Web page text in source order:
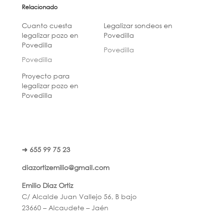
Relacionado
Cuanto cuesta
legalizar pozo en
Povedilla
Povedilla
Legalizar sondeos en
Povedilla
Povedilla
Proyecto para
legalizar pozo en
Povedilla
➜ 655 99 75 23
diazortizemilio@gmail.com
Emilio Diaz Ortiz
C/ Alcalde Juan Vallejo 56, B bajo
23660 – Alcaudete – Jaén